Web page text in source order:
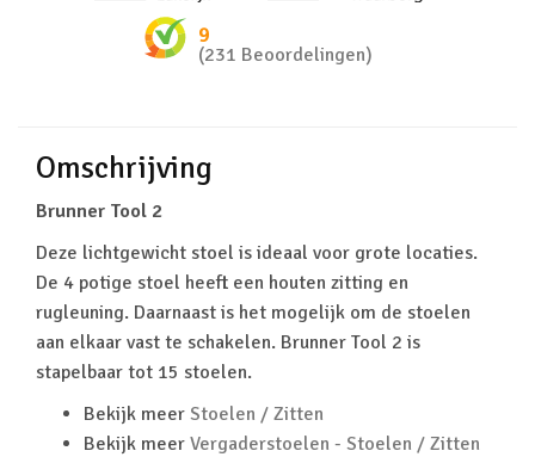
9
(231 Beoordelingen)
Omschrijving
Brunner Tool 2
Deze lichtgewicht stoel is ideaal voor grote locaties.
De 4 potige stoel heeft een houten zitting en
rugleuning. Daarnaast is het mogelijk om de stoelen
aan elkaar vast te schakelen. Brunner Tool 2 is
stapelbaar tot 15 stoelen.
Bekijk meer Stoelen / Zitten
Bekijk meer Vergaderstoelen - Stoelen / Zitten